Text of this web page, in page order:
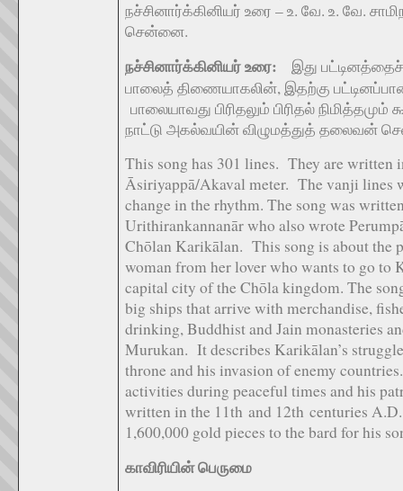
நச்சினார்க்கினியர் உரை – உ. வே. உ. வே.
சென்னை.
நச்சினார்க்கினியர் உரை: இது பட்டினத்தைச்
பாலைத் திணையாகலின், இதற்கு
பாலையாவது பிரிதலும் பிரிதல் நிமித்தமும்
நாட்டு அகல்வயின் விழுமத்துத் தலைவன்
This song has 301 lines. They are written
Āsiriyappā/Akaval meter. The vanji lines
change in the rhythm. The song was
Urithirankannanār who also wrote
Chōlan Karikālan. This song is about the
woman from her lover who wants to go to
capital city of the Chōla kingdom. The
big ships that arrive with merchandise,
drinking, Buddhist and Jain monasteries
Murukan. It describes Karikālan’s
throne and his invasion of enemy
activities during peaceful times and his
written in the 11th and 12th centuries
1,600,000 gold pieces to the bard for his
காவிரியின் பெருமை